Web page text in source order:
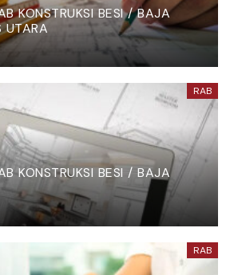
KONSTRUKSI BESI / BAJA
UTARA
RAB
KONSTRUKSI BESI / BAJA
RAB